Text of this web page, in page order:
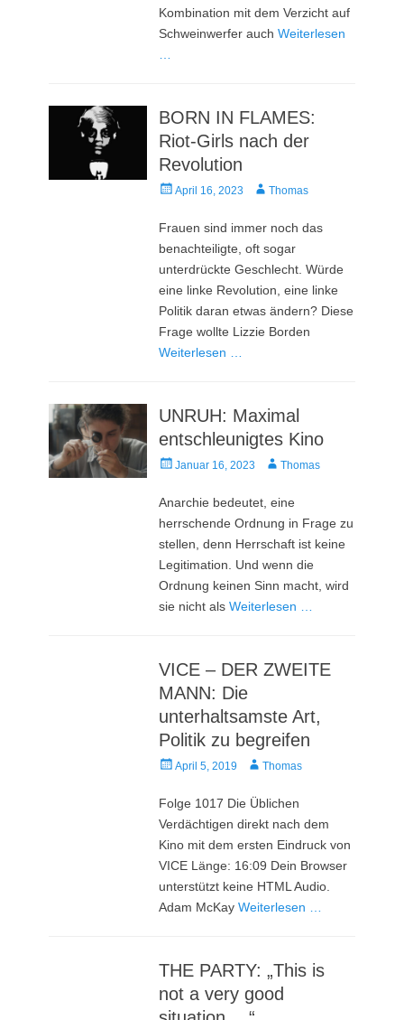
Kombination mit dem Verzicht auf
Schweinwerfer auchWeiterlesen
BORN IN FLAMES:
Riot-Girls nach der
Revolution
Veröffentlicht
April 16, 2023 AutorThomas
Frauen sind immer noch das
benachteiligte, oft sogar
unterdrückte Geschlecht. Würde
eine linke Revolution, eine linke
Politik daran etwas ändern? Diese
Frage wollte Lizzie Borden
Weiterlesen …
UNRUH: Maximal
entschleunigtes Kino
Veröffentlicht
Januar 16, 2023 AutorThomas
Anarchie bedeutet, eine
herrschende Ordnung in Frage zu
stellen, denn Herrschaft ist keine
Legitimation. Und wenn die
Ordnung keinen Sinn macht, wird
sie nicht alsWeiterlesen …
VICE – DER ZWEITE
MANN: Die
unterhaltsamste Art,
Politik zu begreifen
Veröffentlicht
April 5, 2019 AutorThomas
Folge 1017 Die Üblichen
Verdächtigen direkt nach dem
Kino mit dem ersten Eindruck von
VICE Länge: 16:09 Dein Browser
unterstützt keine HTML Audio.
Adam McKayWeiterlesen …
THE PARTY: „This is
not a very good